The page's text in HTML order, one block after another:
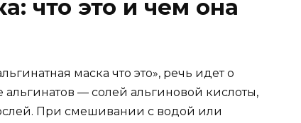
что это и чем она
маска что это», речь идет о
альгинатов — солей альгиновой кислоты,
При смешивании с водой или